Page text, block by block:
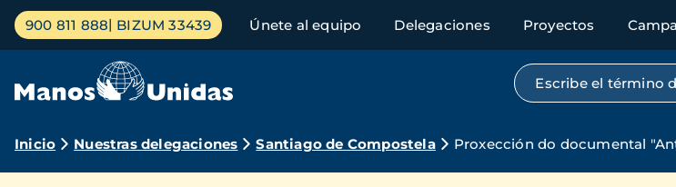
Pasar
contenido
Menú
principal
900 811 888 BIZUM 33439 Únete al equipo Delegaciones Proyectos
Búsqueda por
Ruta
Inicio Nuestras delegaciones Santiago de Compostela Proxección do documental